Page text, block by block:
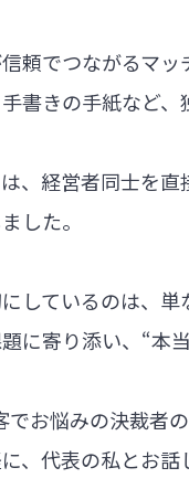
頼でつながるマッ
書きの手紙など、
、経営者同士を
した。
しているのは、
に寄り添い、“本
お悩みの決裁者
、代表の私とお話